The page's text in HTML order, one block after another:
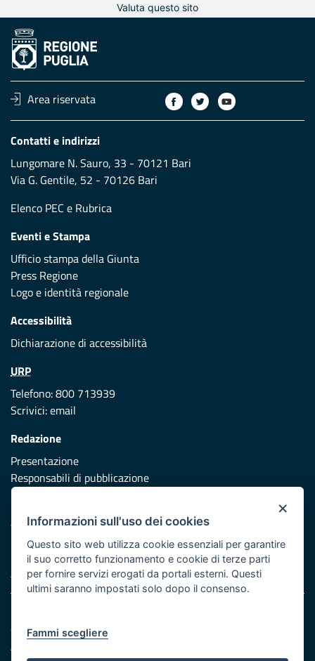
Valuta questo sito
Area riservata
Contatti e indirizzi
Lungomare N. Sauro, 33 - 70121 Bari
Via G. Gentile, 52 - 70126 Bari
Elenco PEC e Rubrica
Eventi e Stampa
Ufficio stampa della Giunta
Press Regione
Logo e identità regionale
Accessibilità
Dichiarazione di accessibilità
URP
Telefono: 800 713939
Scrivici:email
Redazione
Presentazione
Responsabili di pubblicazione
Vai al sito di Protezione Civile Puglia
Iniziativa finanziata con risorse del POR Puglia 2014/2020 -
Asse XI
Cookie e privacy
Atti di notifica
×
Informazioni sull'uso dei cookies
Questo sito web utilizza cookie essenziali per garantire
il suo corretto funzionamento e cookie di terze parti
per fornire servizi erogati da portali esterni. Questi
ultimi saranno impostati solo dopo il consenso.
Fammi scegliere